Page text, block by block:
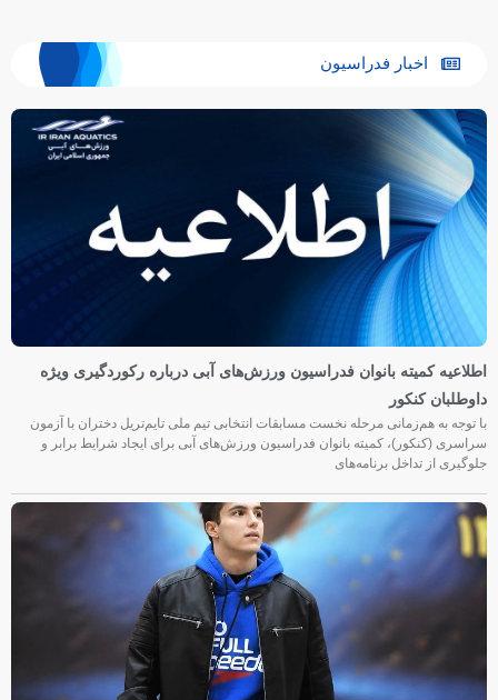
اخبار فدراسیون
اطلاعیه کمیته بانوان فدراسیون ورزش‌های آبی درباره رکوردگیری ویژه
داوطلبان کنکور
با توجه به هم‌زمانی مرحله نخست مسابقات انتخابی تیم ملی تایم‌تریل دختران با آزمون
سراسری (کنکور)، کمیته بانوان فدراسیون ورزش‌های آبی برای ایجاد شرایط برابر و
جلوگیری از تداخل برنامه‌های